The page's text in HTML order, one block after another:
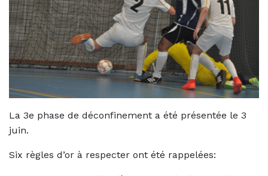
La 3e phase de déconfinement a été présentée le 3
juin.
Six règles d’or à respecter ont été rappelées: